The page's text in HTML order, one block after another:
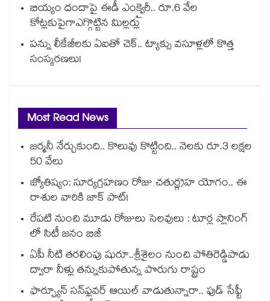
బియ్యం దందాపై ఈడీ ఎంక్వైరీ.. రూ.6 వేల
కోట్లకుపైగాఎగ్గొట్టిన మిల్లర్లు
పన్ను లీకేజీలకు ఏఐతో చెక్‌‌‌‌‌‌‌‌‌‌‌‌‌‌‌‌.. ట్యాక్సు వసూళ్లలో కొత్త
సంస్కరణలు!
Most Read News
జర్మనీ నేర్చుకుంది.. కొలువు కొట్టింది.. నెలకు రూ.3 లక్షల
50 వేలు
జ్యోతిష్యం: సూర్యగ్రహణం రోజు చతుర్గ్రహ యోగం.. ఈ
రాశుల వారికి జాక్ పాట్!
రేపటి నుంచి మూడు రోజులు సెలవులు : టూర్ల ప్లానింగ్
లో సిటీ జనం బిజీ
ఏపీ నీటి తరలింపు షురూ..శ్రీశైలం నుంచి పోతిరెడ్డిపాడు
ద్వారా నీళ్లు తన్నుకుపోతున్న పొరుగు రాష్ట్రం
ఫార్చ్యూన్ సన్‌ఫ్లవర్ ఆయిల్ వాడుతున్నారా.. ఫుడ్ సేఫ్టీ